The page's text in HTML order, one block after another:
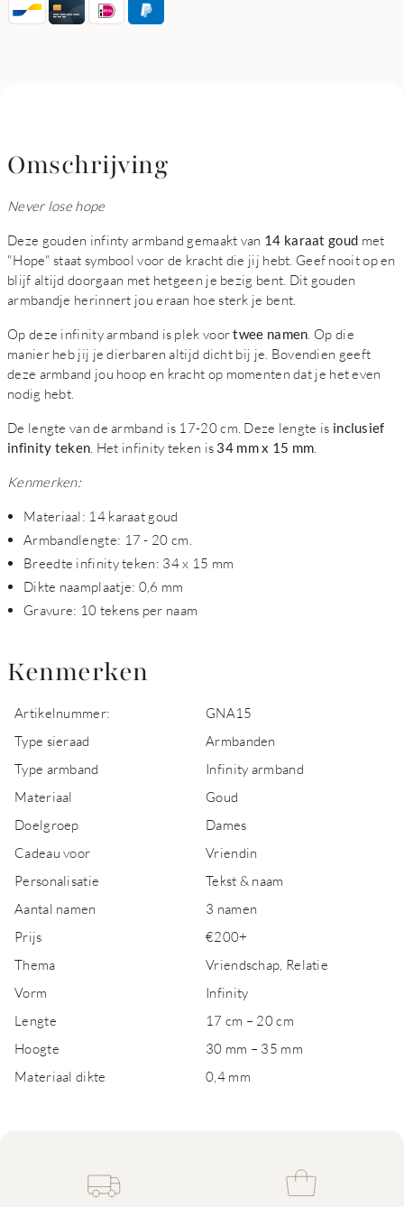
Omschrijving
Never lose hope
Deze gouden infinty armband gemaakt van 14 karaat goud met
"Hope" staat symbool voor de kracht die jij hebt. Geef nooit op en
blijf altijd doorgaan met hetgeen je bezig bent. Dit gouden
armbandje herinnert jou eraan hoe sterk je bent.
Op deze infinity armband is plek voortwee namen . Op die
manier heb jij je dierbaren altijd dicht bij je. Bovendien geeft
deze armband jou hoop en kracht op momenten dat je het even
nodig hebt.
De lengte van de armband is 17-20 cm. Deze lengte is inclusief
infinity teken . Het infinity teken is 34 mm x 15 mm
Kenmerken:
Materiaal: 14 karaat goud
Armbandlengte: 17 - 20 cm.
Breedte infinity teken: 34 x 15 mm
Dikte naamplaatje: 0,6 mm
Gravure: 10 tekens per naam
Kenmerken
Artikelnummer:
GNA15
Type sieraad
Armbanden
Type armband
Infinity armband
Materiaal
Goud
Doelgroep
Dames
Cadeau voor
Vriendin
Personalisatie
Tekst & naam
Aantal namen
3 namen
Prijs
€200+
Thema
Vriendschap, Relatie
Vorm
Infinity
Lengte
17 cm – 20 cm
Hoogte
30 mm – 35 mm
Materiaal dikte
0,4 mm